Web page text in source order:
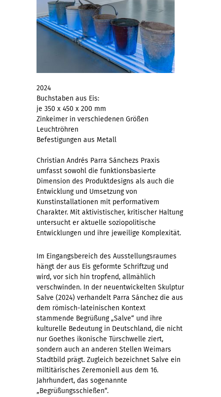
2024
Buchstaben aus Eis:
je 350 x 450 x 200 mm
Zinkeimer in verschiedenen Größen
Leuchtröhren
Befestigungen aus Metall
Christian Andrés Parra Sánchezs Praxis
umfasst sowohl die funktionsbasierte
Dimension des Produktdesigns als auch die
Entwicklung und Umsetzung von
Kunstinstallationen mit performativem
Charakter. Mit aktivistischer, kritischer Haltung
untersucht er aktuelle soziopolitische
Entwicklungen und ihre jeweilige Komplexität.
Im Eingangsbereich des Ausstellungsraumes
hängt der aus Eis geformte Schriftzug und
wird, vor sich hin tropfend, allmählich
verschwinden. In der neuentwickelten Skulptur
Salve (2024) verhandelt Parra Sánchez die aus
dem römisch-lateinischen Kontext
stammende Begrüßung „Salve“ und ihre
kulturelle Bedeutung in Deutschland, die nicht
nur Goethes ikonische Türschwelle ziert,
sondern auch an anderen Stellen Weimars
Stadtbild prägt. Zugleich bezeichnet Salve ein
miltitärisches Zeremoniell aus dem 16.
Jahrhundert, das sogenannte
„Begrüßungsschießen“.